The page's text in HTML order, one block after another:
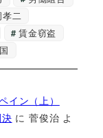
孝二
賃金窃盗
ン（上）
に菅俊治 よ